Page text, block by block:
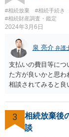
#相続放棄 #相続手続き
#相続財産調査・鑑定
2024年3月6日
泉 亮介 弁護
支払いの費目等につ
た方が良いかと思
相談されてみると良
3
相続放棄後
談